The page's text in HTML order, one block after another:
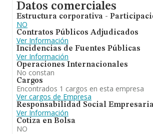
Datos comerciales
Estructura corporativa -
NO
Contratos Públicos Adjudicados
Ver Información
Incidencias de Fuentes Públicas
Ver Información
Operaciones Internacionales
No constan
Cargos
Encontrados 1 cargos en esta empresa
Ver cargos de Empresa
Responsabilidad Social
Ver Información
Cotiza en Bolsa
NO